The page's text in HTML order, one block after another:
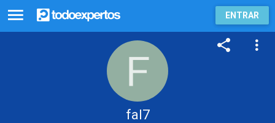
ENTRAR
fal7